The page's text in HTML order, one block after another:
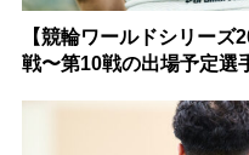
【競輪ワールドシリー
戦〜第10戦の出場予定選